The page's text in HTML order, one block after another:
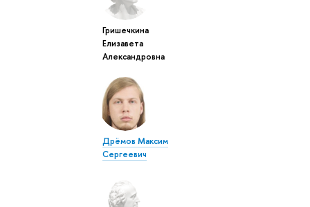
Гришечкина
Елизавета
Александровна
Дрёмов Максим
Сергеевич